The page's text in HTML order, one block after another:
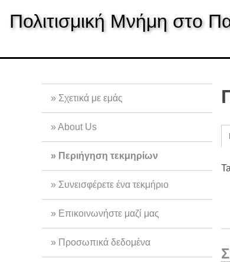
Πολιτισμική Μνήμη στο
Σχετικά με εμάς
About Us
Περιήγηση τεκμηρίων
Συνεισφέρετε ένα τεκμήριο
Επικοινωνήστε μαζί μας
Προσωπικά δεδομένα